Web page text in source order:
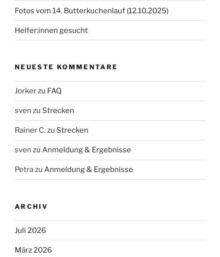
Fotos vom 14. Butterkuchenlauf (12.10.2025)
Helfer:innen gesucht
NEUESTE KOMMENTARE
Jorkerzu FAQ
sven zu Strecken
Rainer C.zu Strecken
sven zu Anmeldung & Ergebnisse
Petrazu Anmeldung & Ergebnisse
ARCHIV
Juli 2026
März 2026